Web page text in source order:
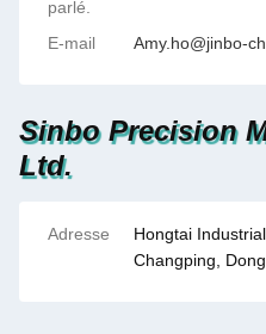
parlé.
E-mail Amy.ho@jinbo-
Sinbo Precision
Ltd.
Adresse
Hongtai
Changping,